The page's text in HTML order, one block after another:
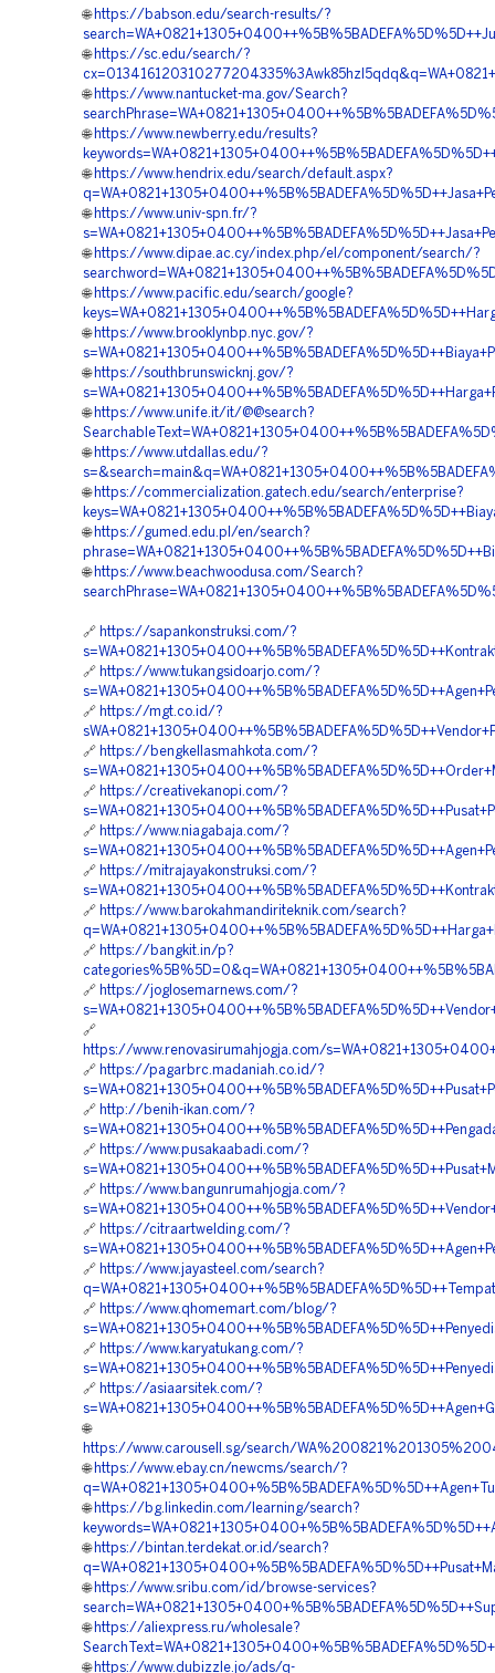
🌐 https://babson.edu/search-results/?
🌐 https://sc.edu/search/?
🌐 https://www.nantucket-ma.gov/Search?
🌐 https://www.newberry.edu/results?
🌐 https://www.hendrix.edu/search/default.aspx?
🌐 https://www.univ-spn.fr/?
🌐 https://www.dipae.ac.cy/index.php/el/component/search/?
🌐 https://www.pacific.edu/search/google?
🌐 https://www.brooklynbp.nyc.gov/?
🌐 https://southbrunswicknj.gov/?
🌐 https://www.unife.it/it/@@search?
🌐 https://www.utdallas.edu/?
🌐 https://commercialization.gatech.edu/search/enterprise?
🌐 https://gumed.edu.pl/en/search?
🌐 https://www.beachwoodusa.com/Search?
🔗 https://sapankonstruksi.com/?
🔗 https://www.tukangsidoarjo.com/?
🔗 https://mgt.co.id/?
🔗 https://bengkellasmahkota.com/?
🔗 https://creativekanopi.com/?
🔗 https://www.niagabaja.com/?
🔗 https://mitrajayakonstruksi.com/?
🔗 https://www.barokahmandiriteknik.com/search?
🔗 https://bangkit.in/p?
🔗 https://joglosemarnews.com/?
🔗
https://www.renovasirumahjogja.com/
🔗 https://pagarbrc.madaniah.co.id/?
🔗 http://benih-ikan.com/?
🔗 https://www.pusakaabadi.com/?
🔗 https://www.bangunrumahjogja.com/?
🔗 https://citraartwelding.com/?
🔗 https://www.jayasteel.com/search?
🔗 https://www.qhomemart.com/blog/?
🔗 https://www.karyatukang.com/?
🔗 https://asiaarsitek.com/?
🌐
https://www.carousell.sg/search/
🌐 https://www.ebay.cn/newcms/search/?
🌐 https://bg.linkedin.com/learning/search?
🌐 https://bintan.terdekat.or.id/search?
🌐 https://www.sribu.com/id/browse-services?
🌐 https://aliexpress.ru/wholesale?
🌐 https://www.dubizzle.jo/ads/q-